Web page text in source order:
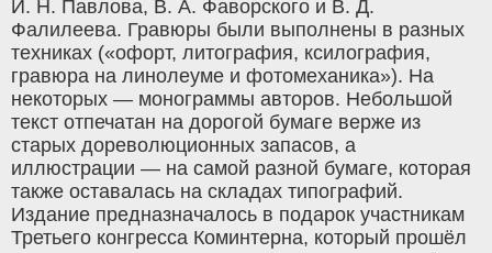
И. Н. Павлова, В. А. Фаворского и В. Д.
Фалилеева. Гравюры были выполнены в разных
техниках («офорт, литография, ксилография,
гравюра на линолеуме и фотомеханика»). На
некоторых — монограммы авторов. Небольшой
текст отпечатан на дорогой бумаге верже из
старых дореволюционных запасов, а
иллюстрации — на самой разной бумаге, которая
также оставалась на складах типографий.
Издание предназначалось в подарок участникам
Третьего конгресса Коминтерна, который прошёл